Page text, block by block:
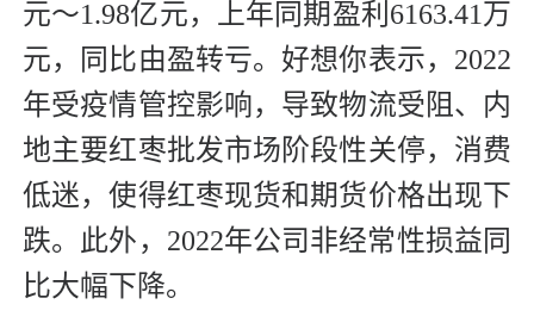
元～1.98亿元，上年同期盈利6163.41万
元，同比由盈转亏。好想你表示，2022
年受疫情管控影响，导致物流受阻、内
地主要红枣批发市场阶段性关停，消费
低迷，使得红枣现货和期货价格出现下
跌。此外，2022年公司非经常性损益同
比大幅下降。